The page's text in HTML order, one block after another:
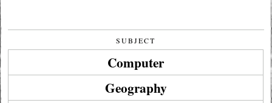
SUBJECT
Computer
Geography